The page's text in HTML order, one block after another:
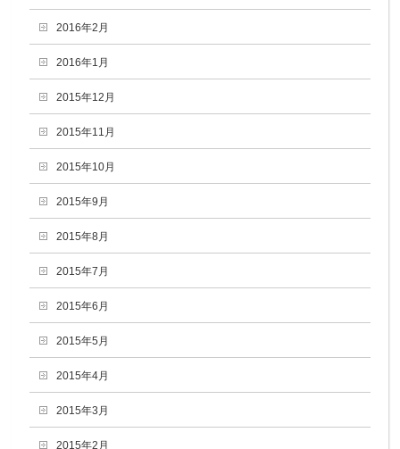
2016年2月
2016年1月
2015年12月
2015年11月
2015年10月
2015年9月
2015年8月
2015年7月
2015年6月
2015年5月
2015年4月
2015年3月
2015年2月